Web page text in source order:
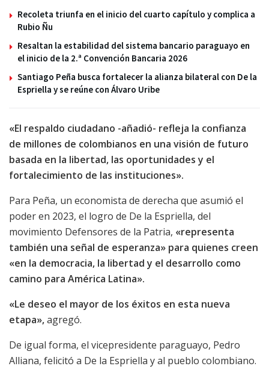
Recoleta triunfa en el inicio del cuarto capítulo y complica a
Rubio Ñu
Resaltan la estabilidad del sistema bancario paraguayo en
el inicio de la 2.ª Convención Bancaria 2026
Santiago Peña busca fortalecer la alianza bilateral con De la
Espriella y se reúne con Álvaro Uribe
«El respaldo ciudadano -añadió- refleja la confianza
de millones de colombianos en una visión de futuro
basada en la libertad, las oportunidades y el
fortalecimiento de las instituciones».
Para Peña, un economista de derecha que asumió el
poder en 2023, el logro de De la Espriella, del
movimiento Defensores de la Patria, «representa
también una señal de esperanza» para quienes creen
«en la democracia, la libertad y el desarrollo como
camino para América Latina».
«Le deseo el mayor de los éxitos en esta nueva
etapa»,agregó.
De igual forma, el vicepresidente paraguayo, Pedro
Alliana, felicitó a De la Espriella y al pueblo colombiano.